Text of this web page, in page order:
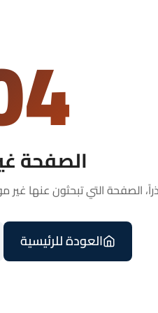
الصفحة
الصفحة التي تبحثون عنها
العودة للرئيسية